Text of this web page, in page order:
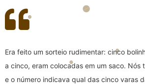
Era feito um sorteio rudimentar: cinco
a cinco, eram colocadas em um saco. Nós